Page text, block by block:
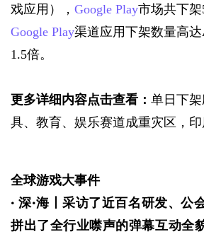
戏应用）， Google Play市场共下架
Google Play渠道应用下架数量高达
1.5倍。
更多详细内容点击查看： 单日下
具、教育、娱乐赛道成重灾区，印
全球游戏大事件
· 深·海丨采访了近百名研发、公
拼出了全行业噤声的弹幕互动全